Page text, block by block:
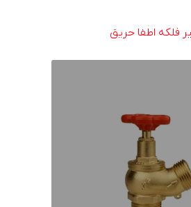
فلکه اطفا حریق